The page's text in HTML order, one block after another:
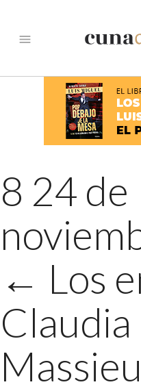
menu
8 24 de
← Los
Claudia
Massieu